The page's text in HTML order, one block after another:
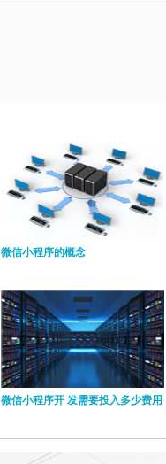
微信小程序的概念
微信小程序开 发需要投入多少费用